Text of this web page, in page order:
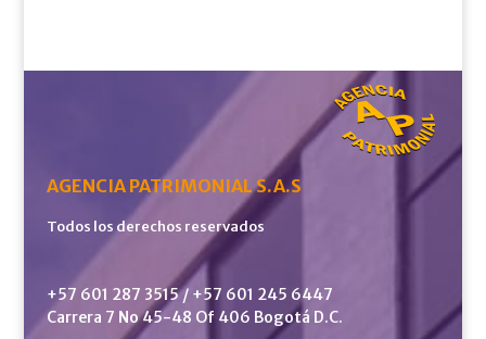
AGENCIA PATRIMONIAL S.A.S
Todos los derechos reservados
+57 601 287 3515 / +57 601 245 6447
Carrera 7 No 45-48 Of 406 Bogotá D.C.